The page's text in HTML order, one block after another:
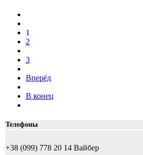
1
2
3
Вперёд
В конец
Телефоны
+38 (099) 778 20 14 Вайбер